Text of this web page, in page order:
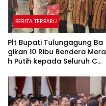
BERITA TERBARU
Plt Bupati Tulungagung Ba
gikan 10 Ribu Bendera Mera
h Putih kepada Seluruh Ca